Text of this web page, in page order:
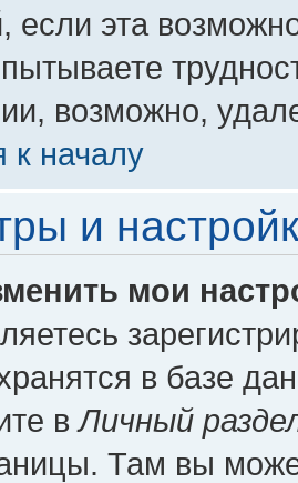
если эта
возможно,
к началу
и
мои
в базе
вЛичный
Там вы